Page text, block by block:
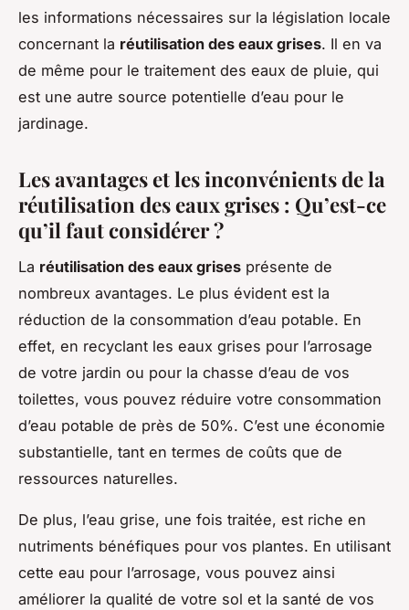
les informations nécessaires sur la législation locale
concernant la réutilisation des eaux grises. Il en va
de même pour le traitement des eaux de pluie, qui
est une autre source potentielle d’eau pour le
jardinage.
Les avantages et les inconvénients de la
réutilisation des eaux grises : Qu’est-ce
qu’il faut considérer ?
La réutilisation des eaux grises présente de
nombreux avantages. Le plus évident est la
réduction de la consommation d’eau potable. En
effet, en recyclant les eaux grises pour l’arrosage
de votre jardin ou pour la chasse d’eau de vos
toilettes, vous pouvez réduire votre consommation
d’eau potable de près de 50%. C’est une économie
substantielle, tant en termes de coûts que de
ressources naturelles.
De plus, l’eau grise, une fois traitée, est riche en
nutriments bénéfiques pour vos plantes. En utilisant
cette eau pour l’arrosage, vous pouvez ainsi
améliorer la qualité de votre sol et la santé de vos